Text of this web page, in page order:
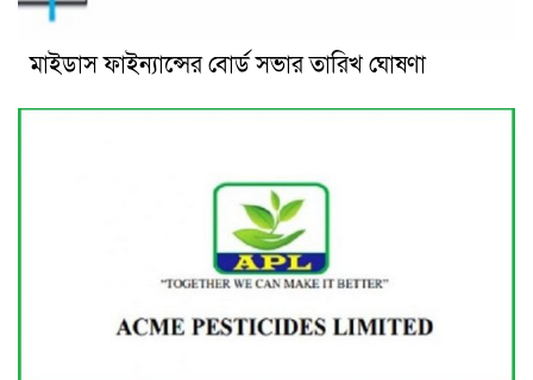
মাইডাস ফাইন্যান্সের বোর্ড সভার তারিখ ঘোষণা